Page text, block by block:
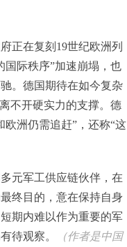
正在复刻19世纪欧洲列
国际秩序”加速崩塌，也
。德国期待在如今复杂
不开硬实力的支撑。德
洲仍需追赶”，还称“这
元军工供应链伙伴，在
终目的，意在保持自身
期内难以作为重要的军
待观察。
（作者是中国